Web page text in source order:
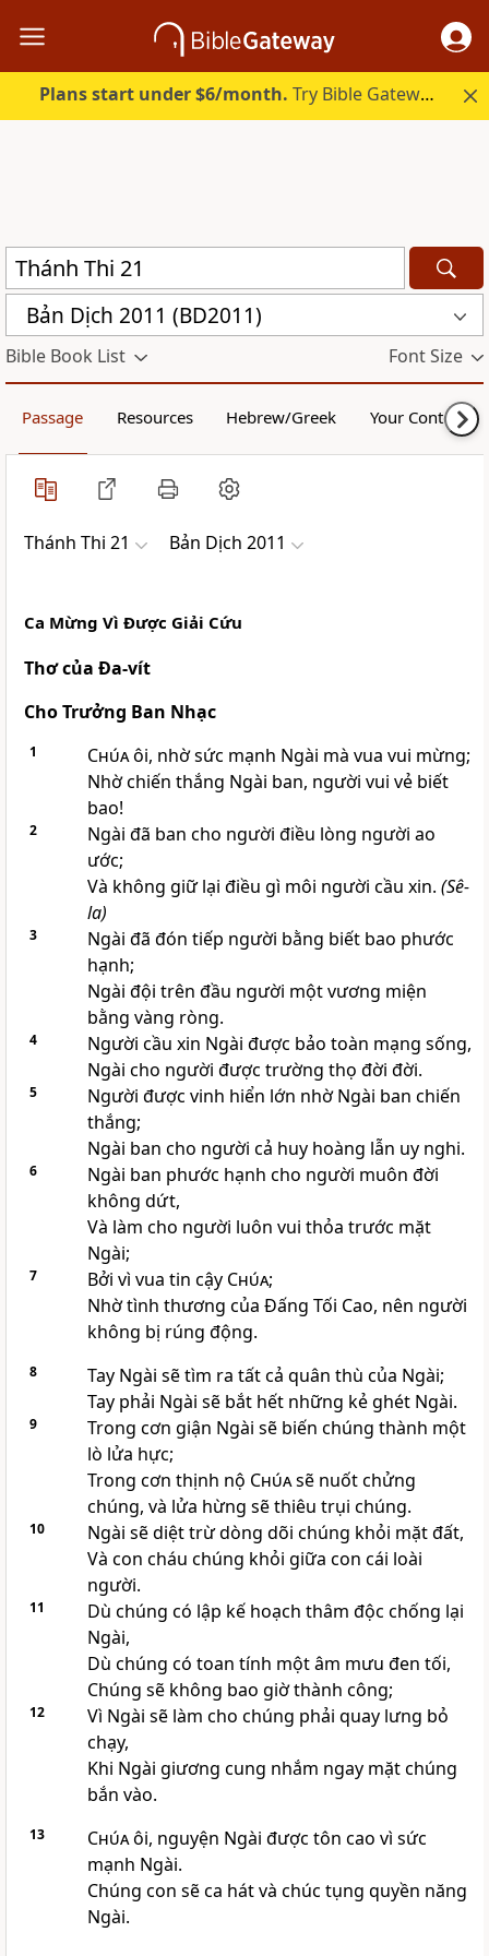
Plans start under $6/month. Try Bible Gateway Plus.
Bản Dịch 2011 (BD2011)
Bible Book List Font Size
Passage Resources Hebrew/Greek Your Content
Thánh Thi 21 Bản Dịch 2011
Ca Mừng Vì Ðược Giải Cứu
Thơ của Ða-vít
Cho Trưởng Ban Nhạc
1 Chúaôi, nhờ sức mạnh Ngài mà vua vui mừng;
Nhờ chiến thắng Ngài ban, người vui vẻ biết
bao!
2
Ngài đã ban cho người điều lòng người ao
ước;
Và không giữ lại điều gì môi người cầu xin. (Sê-
la)
3
Ngài đã đón tiếp người bằng biết bao phước
hạnh;
Ngài đội trên đầu người một vương miện
bằng vàng ròng.
4
Người cầu xin Ngài được bảo toàn mạng sống,
Ngài cho người được trường thọ đời đời.
5
Người được vinh hiển lớn nhờ Ngài ban chiến
thắng;
Ngài ban cho người cả huy hoàng lẫn uy nghi.
6
Ngài ban phước hạnh cho người muôn đời
không dứt,
Và làm cho người luôn vui thỏa trước mặt
Ngài;
7 Bởi vì vua tin cậy Chúa;
Nhờ tình thương của Ðấng Tối Cao, nên người
không bị rúng động.
8
Tay Ngài sẽ tìm ra tất cả quân thù của Ngài;
Tay phải Ngài sẽ bắt hết những kẻ ghét Ngài.
9
Trong cơn giận Ngài sẽ biến chúng thành một
lò lửa hực;
Trong cơn thịnh nộ Chúasẽ nuốt chửng
chúng, và lửa hừng sẽ thiêu trụi chúng.
10
Ngài sẽ diệt trừ dòng dõi chúng khỏi mặt đất,
Và con cháu chúng khỏi giữa con cái loài
người.
11
Dù chúng có lập kế hoạch thâm độc chống lại
Ngài,
Dù chúng có toan tính một âm mưu đen tối,
Chúng sẽ không bao giờ thành công;
12
Vì Ngài sẽ làm cho chúng phải quay lưng bỏ
chạy,
Khi Ngài giương cung nhắm ngay mặt chúng
bắn vào.
13 Chúaôi, nguyện Ngài được tôn cao vì sức
mạnh Ngài.
Chúng con sẽ ca hát và chúc tụng quyền năng
Ngài.